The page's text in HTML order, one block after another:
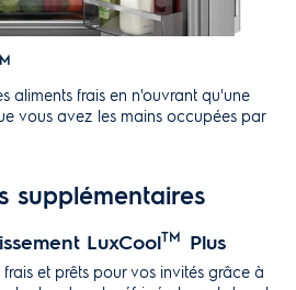
aliments frais en n'ouvrant qu'une
vous avez les mains occupées par
supplémentaires
LuxCoolTM Plus
et prêts pour vos invités grâce à